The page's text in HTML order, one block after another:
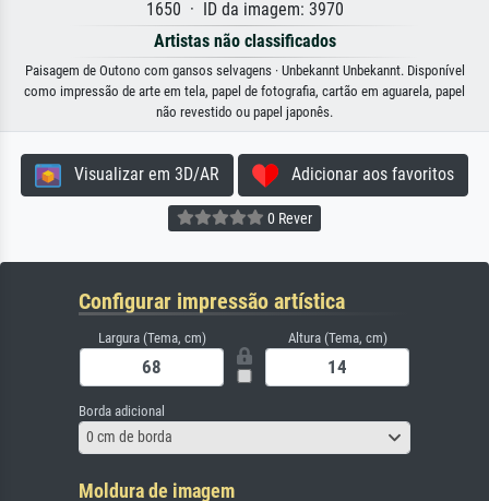
1650 · ID da imagem: 3970
Artistas não classificados
Paisagem de Outono com gansos selvagens · Unbekannt Unbekannt. Disponível
como impressão de arte em tela, papel de fotografia, cartão em aguarela, papel
não revestido ou papel japonês.
Visualizar em 3D/AR Adicionar aos favoritos
0 Rever
Configurar impressão artística
Largura (Tema, cm) Altura (Tema, cm)
Borda adicional
0 cm de borda
Moldura de imagem